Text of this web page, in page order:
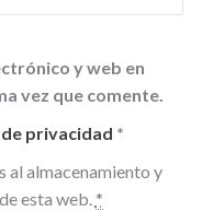
y web en
vez que comente.
privacidad *
al almacenamiento y
esta web. *